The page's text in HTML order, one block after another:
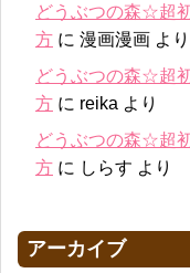
どうぶつの森☆超
方 に 漫画漫画 より
どうぶつの森☆超
方 に reika より
どうぶつの森☆超
方 に しらす より
アーカイブ